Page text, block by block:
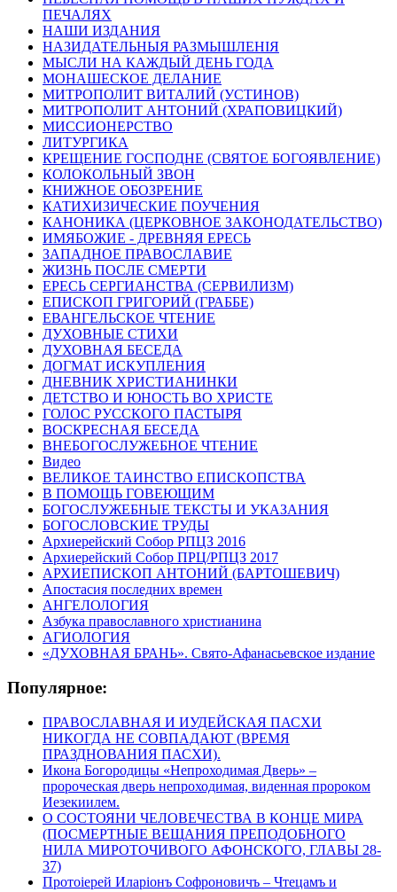
ПЕЧАЛЯХ
НАШИ ИЗДАНИЯ
НАЗИДАТЕЛЬНЫЯ РАЗМЫШЛЕНІЯ
МЫСЛИ НА КАЖДЫЙ ДЕНЬ ГОДА
МОНАШЕСКОЕ ДЕЛАНИЕ
МИТРОПОЛИТ ВИТАЛИЙ (УСТИНОВ)
МИТРОПОЛИТ АНТОНИЙ (ХРАПОВИЦКИЙ)
МИССИОНЕРСТВО
ЛИТУРГИКА
КРЕЩЕНИЕ ГОСПОДНЕ (СВЯТОЕ БОГОЯВЛЕНИЕ)
КОЛОКОЛЬНЫЙ ЗВОН
КНИЖНОЕ ОБОЗРЕНИЕ
КАТИХИЗИЧЕСКИЕ ПОУЧЕНИЯ
КАНОНИКА (ЦЕРКОВНОЕ ЗАКОНОДАТЕЛЬСТВО)
ИМЯБОЖИЕ - ДРЕВНЯЯ ЕРЕСЬ
ЗАПАДНОЕ ПРАВОСЛАВИЕ
ЖИЗНЬ ПОСЛЕ СМЕРТИ
ЕРЕСЬ СЕРГИАНСТВА (СЕРВИЛИЗМ)
ЕПИСКОП ГРИГОРИЙ (ГРАББЕ)
ЕВАНГЕЛЬСКОЕ ЧТЕНИЕ
ДУХОВНЫЕ СТИХИ
ДУХОВНАЯ БЕСЕДА
ДОГМАТ ИСКУПЛЕНИЯ
ДНЕВНИК ХРИСТИАНИНКИ
ДЕТСТВО И ЮНОСТЬ ВО ХРИСТЕ
ГОЛОС РУССКОГО ПАСТЫРЯ
ВОСКРЕСНАЯ БЕСЕДА
ВНЕБОГОСЛУЖЕБНОЕ ЧТЕНИЕ
Видео
ВЕЛИКОЕ ТАИНСТВО ЕПИСКОПСТВА
В ПОМОЩЬ ГОВЕЮЩИМ
БОГОСЛУЖЕБНЫЕ ТЕКСТЫ И УКАЗАНИЯ
БОГОСЛОВСКИЕ ТРУДЫ
Архиерейский Собор РПЦЗ 2016
Архиерейский Собор ПРЦ/РПЦЗ 2017
АРХИЕПИСКОП АНТОНИЙ (БАРТОШЕВИЧ)
Апостасия последних времен
АНГЕЛОЛОГИЯ
Азбука православного христианина
АГИОЛОГИЯ
«ДУХОВНАЯ БРАНЬ». Свято-Афанасьевское издание
Популярное:
ПРАВОСЛАВНАЯ И ИУДЕЙСКАЯ ПАСХИ
НИКОГДА НЕ СОВПАДАЮТ (ВРЕМЯ
ПРАЗДНОВАНИЯ ПАСХИ).
Икона Богородицы «Непроходимая Дверь» –
пророческая дверь непроходимая, виденная пророком
Иезекиилем.
О СОСТОЯНИ ЧЕЛОВЕЧЕСТВА В КОНЦЕ МИРА
(ПОСМЕРТНЫЕ ВЕЩАНИЯ ПРЕПОДОБНОГО
НИЛА МИРОТОЧИВОГО АФОНСКОГО, ГЛАВЫ 28-
37)
Протоіерей Иларіонъ Софроновичъ – Чтецамъ и